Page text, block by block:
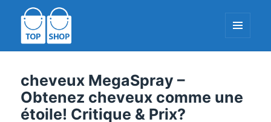
ET
cheveux MegaSpray –
Obtenez cheveux comme une
étoile! Critique & Prix?